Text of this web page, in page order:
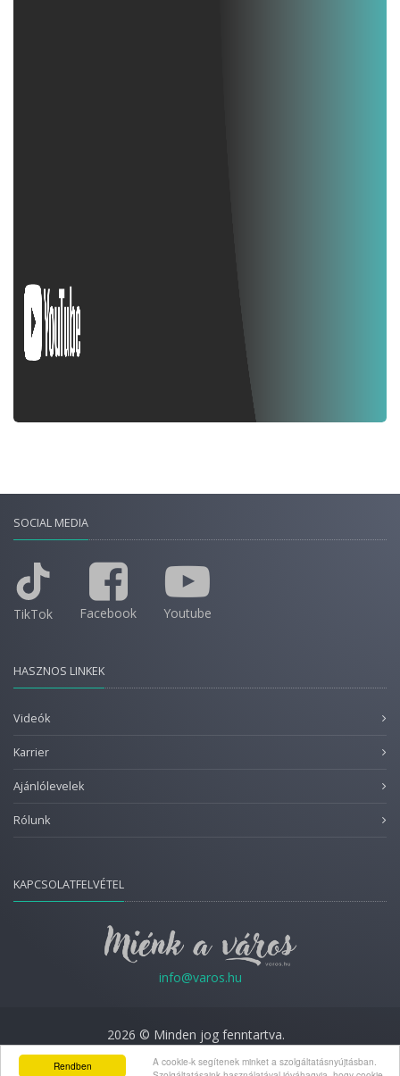
Rendben
A cookie-k segítenek minket a szolgáltatásnyújtásban.
SOCIAL MEDIA
TikTok Facebook Youtube
HASZNOS LINKEK
Videók
Karrier
Ajánlólevelek
Rólunk
KAPCSOLATFELVÉTEL
info@varos.hu
2026 © Minden jog fenntartva.
Adatkezelési nyilatkozat